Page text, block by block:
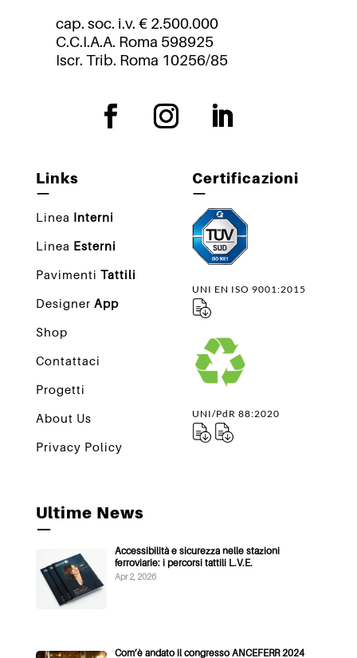
cap. soc. i.v. € 2.500.000
C.C.I.A.A. Roma 598925
Iscr. Trib. Roma 10256/85
Links
—
Linea Interni
Linea Esterni
Pavimenti Tattili
Designer App
Shop
Contattaci
Progetti
About Us
Privacy Policy
Certificazioni
—
UNI EN ISO 9001:2015
UNI/PdR 88:2020
Ultime News
—
Accessibilità e sicurezza nelle stazioni
ferroviarie: i percorsi tattili L.V.E.
Apr 2, 2026
Com’è andato il congresso ANCEFERR 2024